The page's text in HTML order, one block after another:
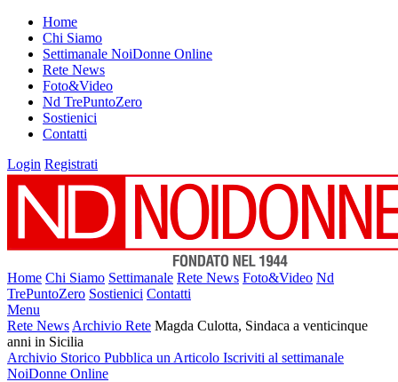
Home
Chi Siamo
Settimanale NoiDonne Online
Rete News
Foto&Video
Nd TrePuntoZero
Sostienici
Contatti
Login Registrati
Home Chi Siamo Settimanale Rete News Foto&Video Nd
TrePuntoZero Sostienici Contatti
Menu
Rete News Archivio Rete Magda Culotta, Sindaca a venticinque
anni in Sicilia
Archivio Storico Pubblica un Articolo Iscriviti al settimanale
NoiDonne Online